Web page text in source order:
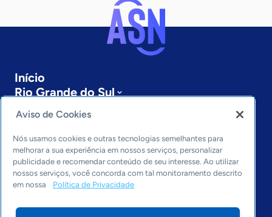
Início
Rio Grande do Sul
Sobre a ASN
Últimas notícias
Entre em contato
Editorias
Economia & Política
Inovação & Tecnologia
Cultura empreendedora
Aviso de Cookies
Nós usamos cookies e outras tecnologias semelhantes para
melhorar a sua experiência em nossos serviços, personalizar
publicidade e recomendar conteúdo de seu interesse. Ao utilizar
nossos serviços, você concorda com tal monitoramento descrito
em nossa
Política de Privacidade